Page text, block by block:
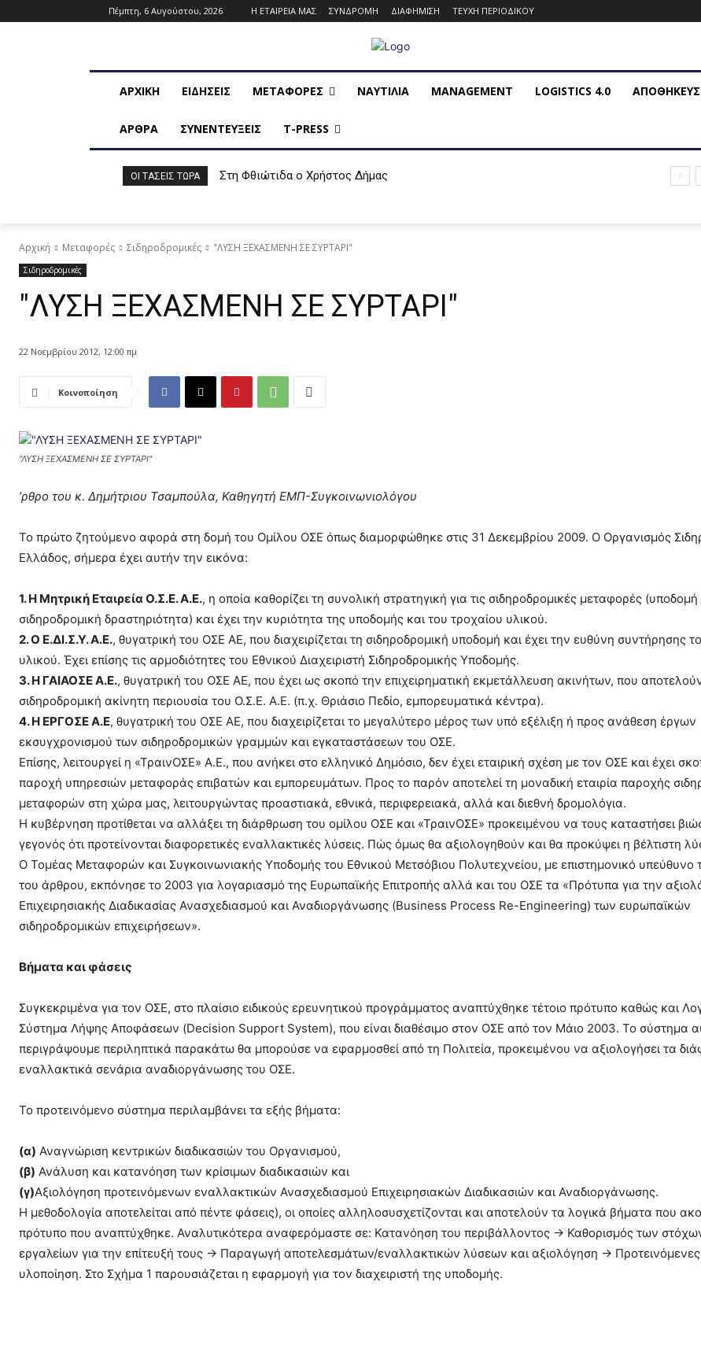
Πέμπτη, 6 Αυγούστου, 2026 Η ΕΤΑΙΡΕΙΑ ΜΑΣ ΣΥΝΔΡΟΜΗ ΔΙΑΦΗΜΙΣΗ ΤΕΥΧΗ ΠΕΡΙΟΔΙΚΟΥ
ΑΡΧΙΚΗ ΕΙΔΗΣΕΙΣ ΜΕΤΑΦΟΡΕΣ ΝΑΥΤΙΛΙΑ MANAGEMENT LOGISTICS 4.0
ΑΡΘΡΑ ΣΥΝΕΝΤΕΥΞΕΙΣ T-PRESS
ΟΙ ΤΆΣΕΙΣ ΤΏΡΑ Στη Φθιώτιδα ο Χρήστος Δήμας
Αρχική Μεταφορές Σιδηροδρομικές "ΛΥΣΗ ΞΕΧΑΣΜΕΝΗ ΣΕ ΣΥΡΤΑΡΙ"
Σιδηροδρομικές
"ΛΥΣΗ ΞΕΧΑΣΜΕΝΗ ΣΕ ΣΥΡΤΑΡΙ"
22 Νοεμβρίου 2012, 12:00 πμ
Κοινοποίηση
"ΛΥΣΗ ΞΕΧΑΣΜΕΝΗ ΣΕ ΣΥΡΤΑΡΙ"
ʼρθρο του κ. Δημήτριου Τσαμπούλα, Καθηγητή ΕΜΠ-Συγκοινωνιολόγου
Το πρώτο ζητούμενο αφορά στη δομή του Ομίλου ΟΣΕ όπως διαμορφώθηκε στις 31 Δεκεμβρίου 2009. Ο Οργανισμός
Ελλάδος, σήμερα έχει αυτήν την εικόνα:
1. Η Μητρική Εταιρεία Ο.Σ.Ε. Α.Ε., η οποία καθορίζει τη συνολική στρατηγική για τις σιδηροδρομικές μεταφορές (υποδομή
σιδηροδρομική δραστηριότητα) και έχει την κυριότητα της υποδομής και του τροχαίου υλικού.
2. Ο Ε.ΔΙ.Σ.Υ. Α.Ε., θυγατρική του ΟΣΕ ΑΕ, που διαχειρίζεται τη σιδηροδρομική υποδομή και έχει την ευθύνη συντήρησης
υλικού. Έχει επίσης τις αρμοδιότητες του Εθνικού Διαχειριστή Σιδηροδρομικής Υποδομής.
3. Η ΓΑΙΑΟΣΕ Α.Ε., θυγατρική του ΟΣΕ ΑΕ, που έχει ως σκοπό την επιχειρηματική εκμετάλλευση ακινήτων, που
σιδηροδρομική ακίνητη περιουσία του Ο.Σ.Ε. Α.Ε. (π.χ. Θριάσιο Πεδίο, εμπορευματικά κέντρα).
4. Η ΕΡΓΟΣΕ Α.Ε, θυγατρική του ΟΣΕ ΑΕ, που διαχειρίζεται το μεγαλύτερο μέρος των υπό εξέλιξη ή προς ανάθεση έργων
εκσυγχρονισμού των σιδηροδρομικών γραμμών και εγκαταστάσεων του ΟΣΕ.
Επίσης, λειτουργεί η «ΤραινΟΣΕ» Α.Ε., που ανήκει στο ελληνικό Δημόσιο, δεν έχει εταιρική σχέση με τον ΟΣΕ και έχει
παροχή υπηρεσιών μεταφοράς επιβατών και εμπορευμάτων. Προς το παρόν αποτελεί τη μοναδική εταιρία παροχής
μεταφορών στη χώρα μας, λειτουργώντας προαστιακά, εθνικά, περιφερειακά, αλλά και διεθνή δρομολόγια.
Η κυβέρνηση προτίθεται να αλλάξει τη διάρθρωση του ομίλου ΟΣΕ και «ΤραινΟΣΕ» προκειμένου να τους καταστήσει
γεγονός ότι προτείνονται διαφορετικές εναλλακτικές λύσεις. Πώς όμως θα αξιολογηθούν και θα προκύψει η βέλτιστη
Ο Τομέας Μεταφορών και Συγκοινωνιακής Υποδομής του Εθνικού Μετσόβιου Πολυτεχνείου, με επιστημονικό υπεύθυνο
του άρθρου, εκπόνησε το 2003 για λογαριασμό της Ευρωπαϊκής Επιτροπής αλλά και του ΟΣΕ τα «Πρότυπα για την
Επιχειρησιακής Διαδικασίας Ανασχεδιασμού και Αναδιοργάνωσης (Business Process Re-Engineering) των ευρωπαϊκών
σιδηροδρομικών επιχειρήσεων».
Βήματα και φάσεις
Συγκεκριμένα για τον ΟΣΕ, στο πλαίσιο ειδικούς ερευνητικού προγράμματος αναπτύχθηκε τέτοιο πρότυπο καθώς και
Σύστημα Λήψης Αποφάσεων (Decision Support System), που είναι διαθέσιμο στον ΟΣΕ από τον Μάιο 2003. Το σύστημα
περιγράψουμε περιληπτικά παρακάτω θα μπορούσε να εφαρμοσθεί από τη Πολιτεία, προκειμένου να αξιολογήσει τα
εναλλακτικά σενάρια αναδιοργάνωσης του ΟΣΕ.
Το προτεινόμενο σύστημα περιλαμβάνει τα εξής βήματα:
(α) Αναγνώριση κεντρικών διαδικασιών του Οργανισμού,
(β) Ανάλυση και κατανόηση των κρίσιμων διαδικασιών και
(γ)Αξιολόγηση προτεινόμενων εναλλακτικών Ανασχεδιασμού Επιχειρησιακών Διαδικασιών και Αναδιοργάνωσης.
Η μεθοδολογία αποτελείται από πέντε φάσεις), οι οποίες αλληλοσυσχετίζονται και αποτελούν τα λογικά βήματα που
πρότυπο που αναπτύχθηκε. Αναλυτικότερα αναφερόμαστε σε: Κατανόηση του περιβάλλοντος -> Καθορισμός των
εργαλείων για την επίτευξή τους -> Παραγωγή αποτελεσμάτων/εναλλακτικών λύσεων και αξιολόγηση -> Προτεινόμενες
υλοποίηση. Στο Σχήμα 1 παρουσιάζεται η εφαρμογή για τον διαχειριστή της υποδομής.